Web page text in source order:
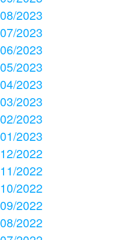
08/2023
07/2023
06/2023
05/2023
04/2023
03/2023
02/2023
01/2023
12/2022
11/2022
10/2022
09/2022
08/2022